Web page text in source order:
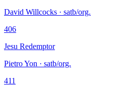
David Willcocks · satb/org.
406
Jesu Redemptor
Pietro Yon · satb/org.
411